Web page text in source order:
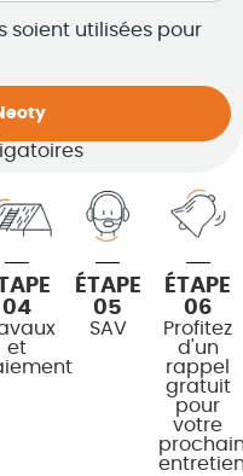
soient utilisées pour
04
et
ÉTAPE
05
SAV
ÉTAPE
06
Profitez
d'un
rappel
gratuit
pour
votre